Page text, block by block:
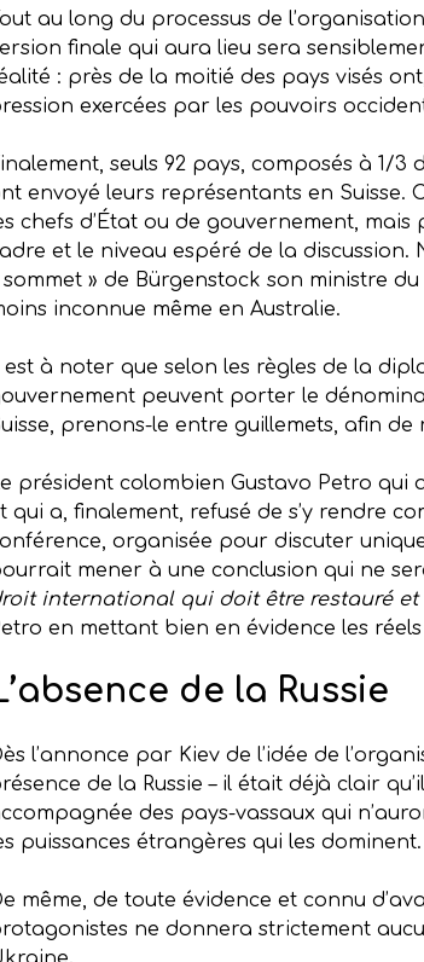
au long du processus de
finale qui aura lieu sera
: près de la moitié des pays visés
exercées par les pouvoirs
seuls 92 pays, composés à 1/3
envoyé leurs représentants en
chefs d’État ou de gouvernement,
et le niveau espéré de la discussion.
sommet » de Bürgenstock son ministre
inconnue même en Australie.
est à noter que selon les règles de la
peuvent porter le
prenons-le entre guillemets, afin
président colombien Gustavo Petro qui
qui a, finalement, refusé de s’y rendre
organisée pour discuter
mener à une conclusion qui ne
international qui doit être restauré
en mettant bien en évidence les
de la Russie
l’annonce par Kiev de l’idée de
de la Russie – il était déjà clair
des pays-vassaux qui
puissances étrangères qui les dominent.
même, de toute évidence et connu
ne donnera strictement